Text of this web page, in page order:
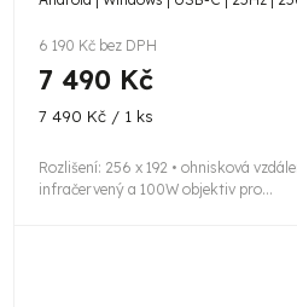
6 190 Kč bez DPH
7 490 Kč
Měrná
7 490 Kč / 1 ks
Rozlišení: 256 x 192 • ohnisková
infračervený a 100W objektiv pro...